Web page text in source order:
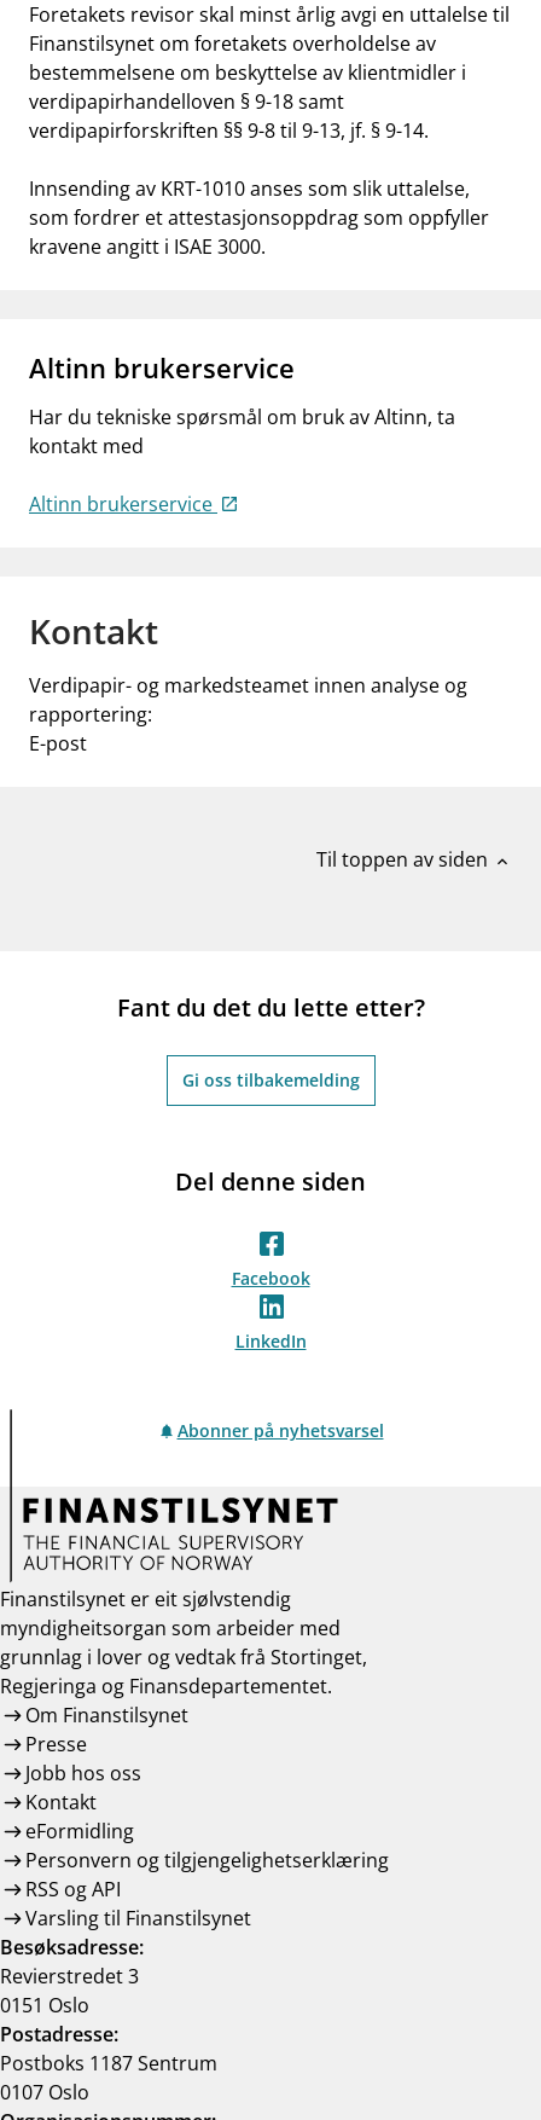
Foretakets revisor skal minst årlig avgi en uttalelse til
Finanstilsynet om foretakets overholdelse av
bestemmelsene om beskyttelse av klientmidler i
verdipapirhandelloven § 9-18 samt
verdipapirforskriften §§ 9-8 til 9-13, jf. § 9-14.
Innsending av KRT-1010 anses som slik uttalelse,
som fordrer et attestasjonsoppdrag som oppfyller
kravene angitt i ISAE 3000.
Altinn brukerservice
Har du tekniske spørsmål om bruk av Altinn, ta
kontakt med
Altinn brukerservice
Kontakt
Verdipapir- og markedsteamet innen analyse og
rapportering:
E-post
Til toppen av siden expand_less
Fant du det du lette etter?
Gi oss tilbakemelding
Del denne siden
Facebook
LinkedIn
Abonner på nyhetsvarsel
Finanstilsynet er eit sjølvstendig
myndigheitsorgan som arbeider med
grunnlag i lover og vedtak frå Stortinget,
Regjeringa og Finansdepartementet.
Om Finanstilsynet
Presse
Jobb hos oss
Kontakt
eFormidling
Personvern og tilgjengelighetserklæring
RSS og API
Varsling til Finanstilsynet
Besøksadresse:
Revierstredet 3
0151 Oslo
Postadresse:
Postboks 1187 Sentrum
0107 Oslo